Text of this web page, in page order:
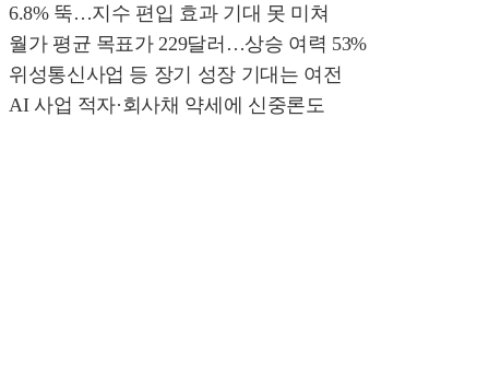
6.8% 뚝…지수 편입 효과 기대 못 미쳐
월가 평균 목표가 229달러…상승 여력 53%
위성통신사업 등 장기 성장 기대는 여전
AI 사업 적자·회사채 약세에 신중론도